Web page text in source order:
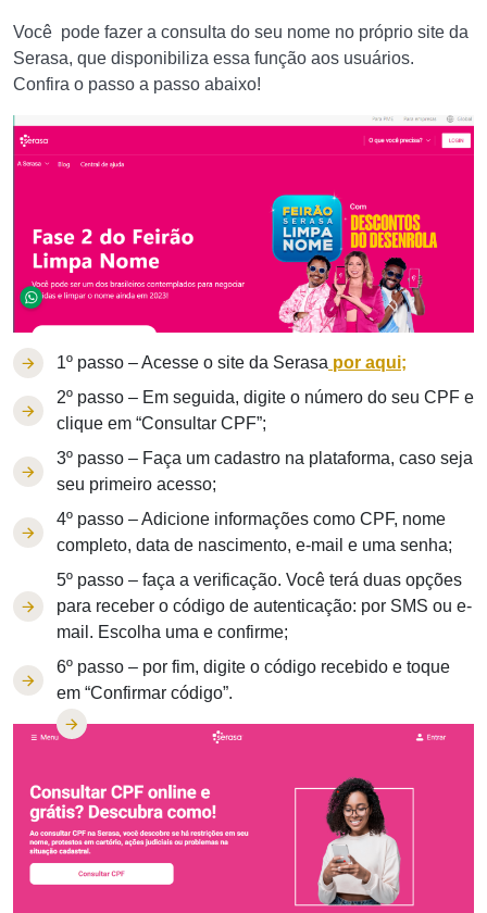
Você pode fazer a consulta do seu nome no próprio site da
Serasa, que disponibiliza essa função aos usuários.
Confira o passo a passo abaixo!
1º passo – Acesse o site da Serasa por aqui;
2º passo – Em seguida, digite o número do seu CPF e
clique em “Consultar CPF”;
3º passo – Faça um cadastro na plataforma, caso seja
seu primeiro acesso;
4º passo – Adicione informações como CPF, nome
completo, data de nascimento, e-mail e uma senha;
5º passo – faça a verificação. Você terá duas opções
para receber o código de autenticação: por SMS ou e-
mail. Escolha uma e confirme;
6º passo – por fim, digite o código recebido e toque
em “Confirmar código”.